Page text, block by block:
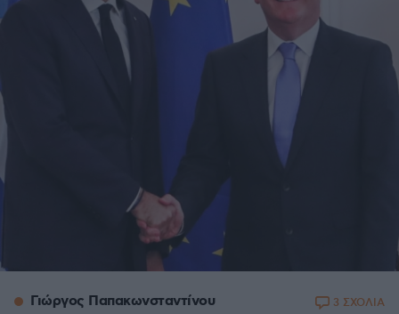
Γιώργος Παπακωνσταντίνου 3 ΣΧΟΛΙΑ